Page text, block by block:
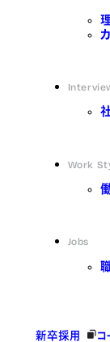
Work
Jobs
新卒採用 コ